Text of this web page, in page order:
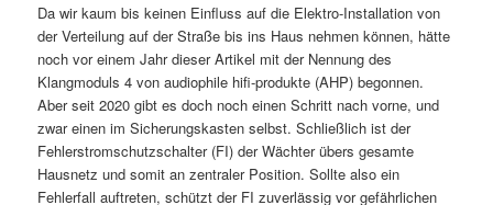
Da wir kaum bis keinen Einfluss auf die Elektro-Installation von
der Verteilung auf der Straße bis ins Haus nehmen können, hätte
noch vor einem Jahr dieser Artikel mit der Nennung des
Klangmoduls 4 von audiophile hifi-produkte (AHP) begonnen.
Aber seit 2020 gibt es doch noch einen Schritt nach vorne, und
zwar einen im Sicherungskasten selbst. Schließlich ist der
Fehlerstromschutzschalter (FI) der Wächter übers gesamte
Hausnetz und somit an zentraler Position. Sollte also ein
Fehlerfall auftreten, schützt der FI zuverlässig vor gefährlichen